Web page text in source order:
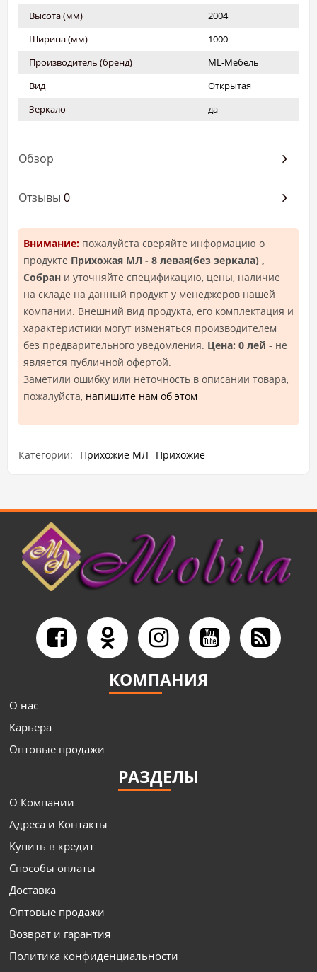
Высота (мм)
2004
Ширина (мм)
1000
Производитель (бренд)
ML-Мебель
Вид
Открытая
Зеркало
да
Обзор
Отзывы 0
Внимание: пожалуйста сверяйте информацию о
продукте Прихожая МЛ - 8 левая(без зеркала) ,
Собран и уточняйте спецификацию, цены, наличие
на складе на данный продукт у менеджеров нашей
компании. Внешний вид продукта, его комплектация и
характеристики могут изменяться производителем
без предварительного уведомления. Цена: 0 лей - не
является публичной офертой.
Заметили ошибку или неточность в описании товара,
пожалуйста, напишите нам об этом
Категории: Прихожие МЛ Прихожие
КОМПАНИЯ
О нас
Карьера
Оптовые продажи
РАЗДЕЛЫ
О Компании
Адреса и Контакты
Купить в кредит
Способы оплаты
Доставка
Оптовые продажи
Возврат и гарантия
Политика конфиденциальности